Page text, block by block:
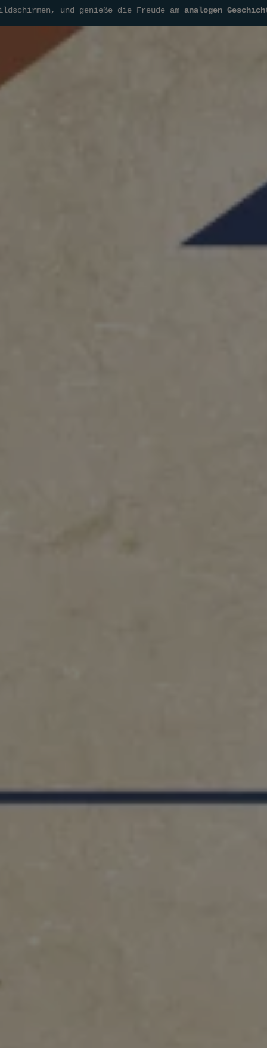
und genieße die Freude amanalogen